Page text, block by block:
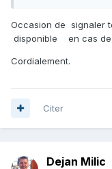
Occasion de signaler
disponible en cas de
Cordialement.
Citer
Dejan Milic